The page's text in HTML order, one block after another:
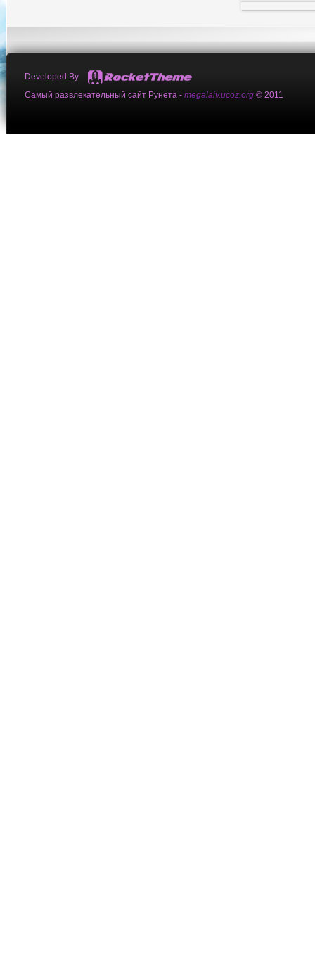
Developed By
Самый развлекательный сайт Рунета - megalaiv.ucoz.org © 2011